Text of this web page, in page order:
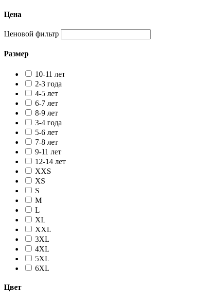
Цена
Ценовой фильтр
Размер
10-11 лет
2-3 года
4-5 лет
6-7 лет
8-9 лет
3-4 года
5-6 лет
7-8 лет
9-11 лет
12-14 лет
XXS
XS
S
M
L
XL
XXL
3XL
4XL
5XL
6XL
Цвет